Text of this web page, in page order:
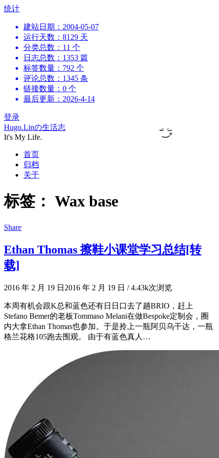
跳
统计
建站日期：2004-05-07
运行天数：8129 天
分类总数：11 个
日志总数：1353 篇
标签数量：792 个
评论总数：1345 条
链接数量：0 个
最后更新：2026-4-14
登录
Hugo.Linの生活志
It's My Life.
首页
归档
关于
标签： Wax base
Share
Ethan Thomas 擦鞋小课堂学习总结[转
载]
2016 年 2 月 19 日 2016 年 2 月 19 日 /4.43k次浏览
本周有机会跟K总和蓝色还有日日口去了趟BRIO，赶上
Stefano Bemer的老板Tommaso Melani在做Bespoke定制会，圈
内大拿Ethan Thomas也参加。于是拎上一瓶阿贝乌干达，一瓶
格兰花格105跑去围观。 由于有蓝色真人…